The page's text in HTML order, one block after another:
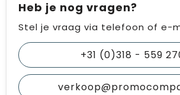
Heb je nog vragen?
Stel je vraag via telefoon of e-
+31 (0)318 - 559